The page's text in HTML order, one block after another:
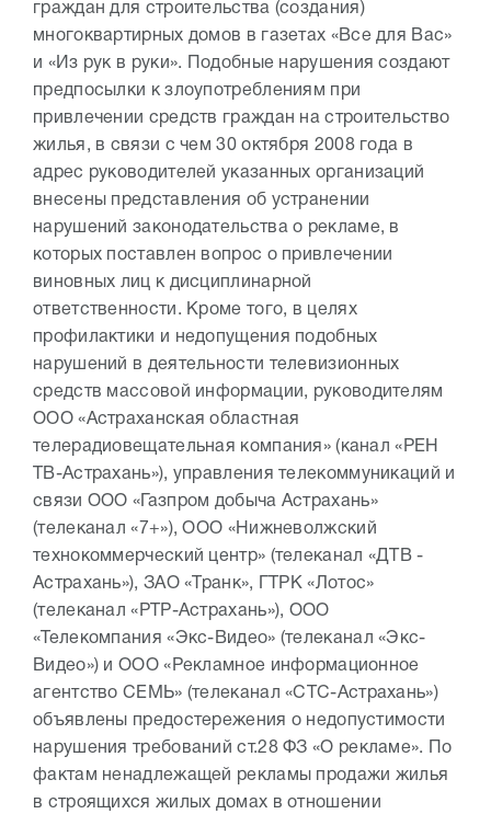
граждан для строительства (создания)
многоквартирных домов в газетах «Все для Вас»
и «Из рук в руки». Подобные нарушения создают
предпосылки к злоупотреблениям при
привлечении средств граждан на строительство
жилья, в связи с чем 30 октября 2008 года в
адрес руководителей указанных организаций
внесены представления об устранении
нарушений законодательства о рекламе, в
которых поставлен вопрос о привлечении
виновных лиц к дисциплинарной
ответственности. Кроме того, в целях
профилактики и недопущения подобных
нарушений в деятельности телевизионных
средств массовой информации, руководителям
ООО «Астраханская областная
телерадиовещательная компания» (канал «РЕН
ТВ-Астрахань»), управления телекоммуникаций и
связи ООО «Газпром добыча Астрахань»
(телеканал «7+»), ООО «Нижневолжский
технокоммерческий центр» (телеканал «ДТВ -
Астрахань»), ЗАО «Транк», ГТРК «Лотос»
(телеканал «РТР-Астрахань»), ООО
«Телекомпания «Экс-Видео» (телеканал «Экс-
Видео») и ООО «Рекламное информационное
агентство СЕМЬ» (телеканал «СТС-Астрахань»)
объявлены предостережения о недопустимости
нарушения требований ст.28 ФЗ «О рекламе». По
фактам ненадлежащей рекламы продажи жилья
в строящихся жилых домах в отношении